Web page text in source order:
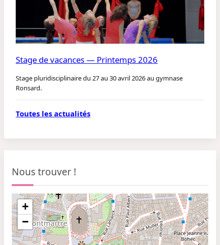
Nous trouver !
+
−
Stage de vacances — Printemps 2026
Stage pluridisciplinaire du 27 au 30 avril 2026 au gymnase
Ronsard.
Toutes les actualités